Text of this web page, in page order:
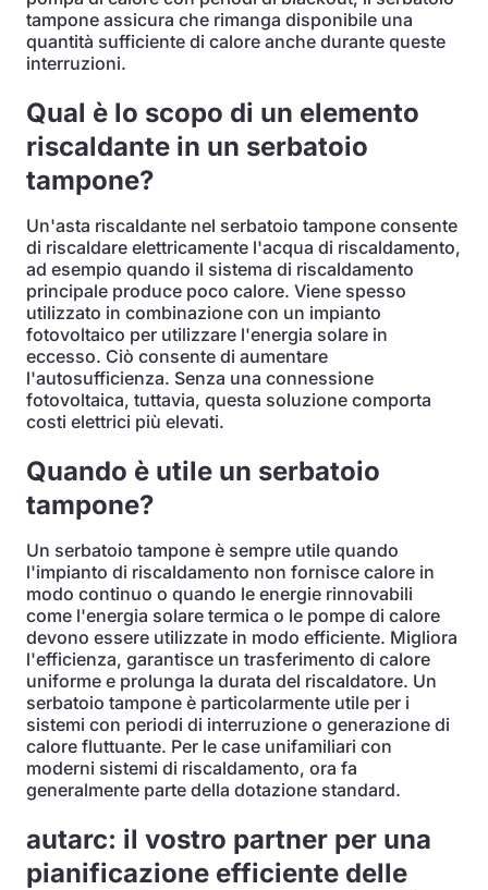
tampone assicura che rimanga disponibile una
quantità sufficiente di calore anche durante queste
interruzioni.
Qual è lo scopo di un elemento
riscaldante in un serbatoio
tampone?
Un'asta riscaldante nel serbatoio tampone consente
di riscaldare elettricamente l'acqua di riscaldamento,
ad esempio quando il sistema di riscaldamento
principale produce poco calore. Viene spesso
utilizzato in combinazione con un impianto
fotovoltaico per utilizzare l'energia solare in
eccesso. Ciò consente di aumentare
l'autosufficienza. Senza una connessione
fotovoltaica, tuttavia, questa soluzione comporta
costi elettrici più elevati.
Quando è utile un serbatoio
tampone?
Un serbatoio tampone è sempre utile quando
l'impianto di riscaldamento non fornisce calore in
modo continuo o quando le energie rinnovabili
come l'energia solare termica o le pompe di calore
devono essere utilizzate in modo efficiente. Migliora
l'efficienza, garantisce un trasferimento di calore
uniforme e prolunga la durata del riscaldatore. Un
serbatoio tampone è particolarmente utile per i
sistemi con periodi di interruzione o generazione di
calore fluttuante. Per le case unifamiliari con
moderni sistemi di riscaldamento, ora fa
generalmente parte della dotazione standard.
autarc: il vostro partner per una
pianificazione efficiente delle